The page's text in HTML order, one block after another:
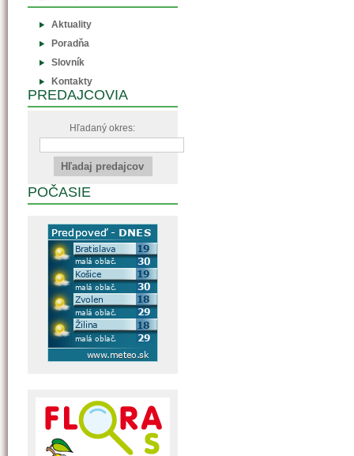
Aktuality
Poradňa
Slovník
Kontakty
PREDAJCOVIA
Hľadaný okres:
POČASIE